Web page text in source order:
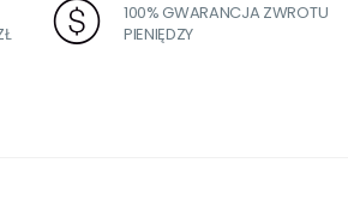
100% GWARANCJA ZWROTU
PIENIĘDZY